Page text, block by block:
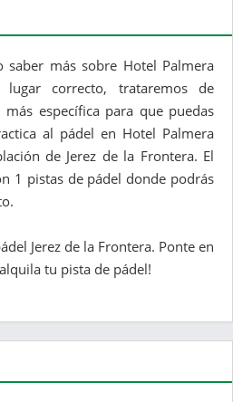
saber más sobre Hotel Palmera
lugar correcto, trataremos de
específica para que puedas
al pádel en Hotel Palmera
de Jerez de la Frontera. El
1 pistas de pádel donde podrás
Jerez de la Frontera. Ponte en
tu pista de pádel!